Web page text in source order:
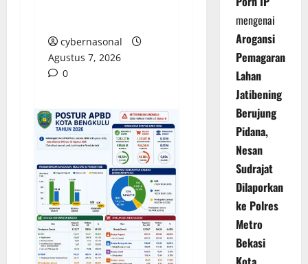
cybernasonal
Agustus 7, 2026
0
mengenai
Arogansi
Pemagaran
Lahan
Jatibening
Berujung
Pidana,
Nesan
Sudrajat
Dilaporkan
ke Polres
Metro
Bekasi